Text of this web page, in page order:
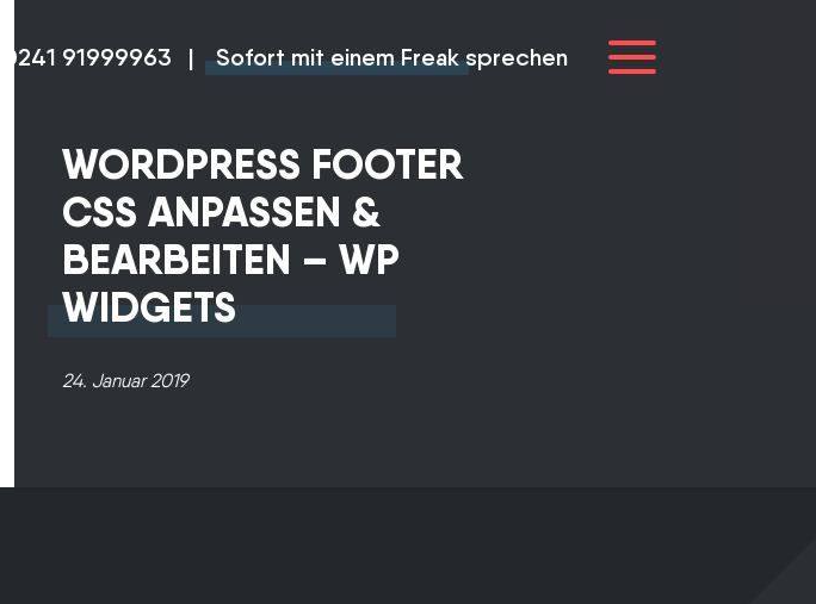
0241 91999963 | Sofort mit einem Freak sprechen
liefert
WORDPRESS FOOTER
CSS ANPASSEN &
BEARBEITEN – WP
WIDGETS
24. Januar 2019